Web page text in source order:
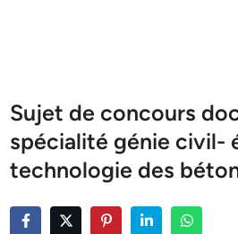
Sujet de concours
spécialité génie civil-
technologie des